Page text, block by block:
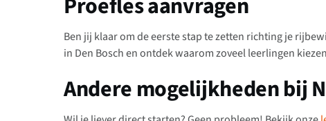
Ben jij klaar om de eerste stap te zetten richting je
in Den Bosch en ontdek waarom zoveel leerlingen
Andere mogelijkheden bij